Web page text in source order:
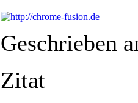
Geschrieben
Zitat